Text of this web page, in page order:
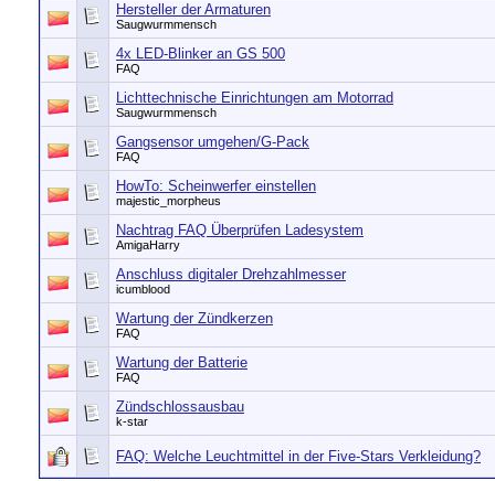
Hersteller der Armaturen
Saugwurmmensch
4x LED-Blinker an GS 500
FAQ
Lichttechnische Einrichtungen am Motorrad
Saugwurmmensch
Gangsensor umgehen/G-Pack
FAQ
HowTo: Scheinwerfer einstellen
majestic_morpheus
Nachtrag FAQ Überprüfen Ladesystem
AmigaHarry
Anschluss digitaler Drehzahlmesser
icumblood
Wartung der Zündkerzen
FAQ
Wartung der Batterie
FAQ
Zündschlossausbau
k-star
FAQ: Welche Leuchtmittel in der Five-Stars Verkleidung?